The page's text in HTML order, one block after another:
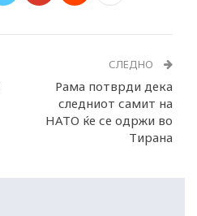
СЛЕДНО
Рама потврди дека
следниот самит на
НАТО ќе се одржи во
Тирана